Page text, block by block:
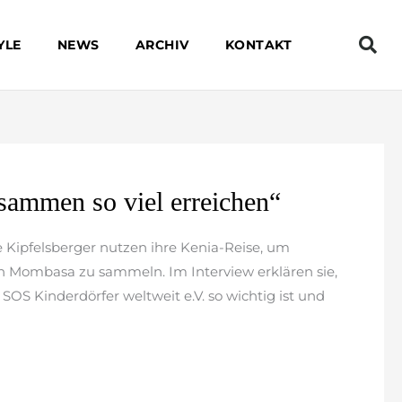
NEWS ARCHIV KONTAKT
so viel erreichen“
nutzen ihre Kenia-Reise, um
Mombasa zu sammeln. Im Interview erklären sie,
Kinderdörfer weltweit e.V. so wichtig ist und